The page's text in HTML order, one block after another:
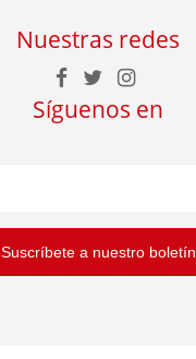
Nuestras redes
Síguenos en
Suscríbete a nuestro boletín